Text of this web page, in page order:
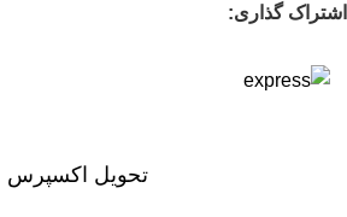
اشتراک گذاری:
تحویل اکسپرس